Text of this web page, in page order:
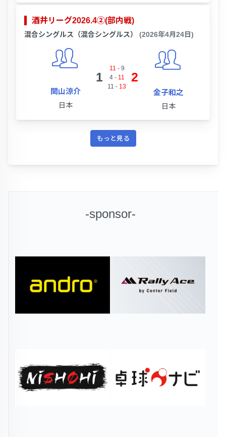
酒井リーグ2026.4②(部内戦)
混合シングルス（混合シングルス） (2026年4月24日)
関山涼介
日本
1
11 - 9
4- 11
11 - 13
2
金子和之
日本
もっと見る
-sponsor-